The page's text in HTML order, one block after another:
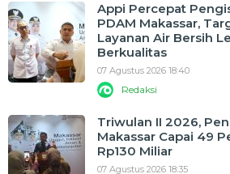
Appi Percepat
PDAM Makassar,
Layanan Air Bersih
Berkualitas
07 Agustus 2026 18:40
Redaksi
Triwulan II 2026,
Makassar Capai 49
Rp130 Miliar
07 Agustus 2026 18:35